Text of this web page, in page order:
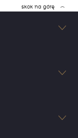
skok na górę
ekspertów.
się z